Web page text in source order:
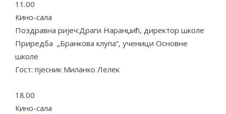
11.00
Кино-сала
Поздравна ријеч:Драги Наранџић, директор школе
Приредба „Бранкова клупа“, ученици Основне
школе
Гост: пјесник Миланко Лелек
18.00
Кино-сала